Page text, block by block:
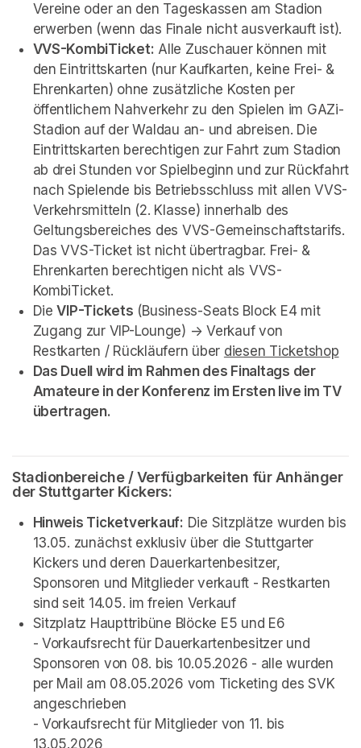
Vereine oder an den Tageskassen am Stadion
erwerben (wenn das Finale nicht ausverkauft ist).
VVS-KombiTicket: Alle Zuschauer können mit
den Eintrittskarten (nur Kaufkarten, keine Frei- &
Ehrenkarten) ohne zusätzliche Kosten per
öffentlichem Nahverkehr zu den Spielen im GAZi-
Stadion auf der Waldau an- und abreisen. Die
Eintrittskarten berechtigen zur Fahrt zum Stadion
ab drei Stunden vor Spielbeginn und zur Rückfahrt
nach Spielende bis Betriebsschluss mit allen VVS-
Verkehrsmitteln (2. Klasse) innerhalb des
Geltungsbereiches des VVS-Gemeinschaftstarifs.
Das VVS-Ticket ist nicht übertragbar. Frei- &
Ehrenkarten berechtigen nicht als VVS-
KombiTicket.
Die VIP-Tickets (Business-Seats Block E4 mit
Zugang zur VIP-Lounge) -> Verkauf von
Restkarten / Rückläufern über diesen Ticketshop
Das Duell wird im Rahmen des Finaltags der
Amateure in der Konferenz im Ersten live im TV
übertragen.
Stadionbereiche / Verfügbarkeiten für Anhänger
der Stuttgarter Kickers:
Hinweis Ticketverkauf: Die Sitzplätze wurden bis
13.05. zunächst exklusiv über die Stuttgarter
Kickers und deren Dauerkartenbesitzer,
Sponsoren und Mitglieder verkauft - Restkarten
sind seit 14.05. im freien Verkauf
Sitzplatz Haupttribüne Blöcke E5 und E6
- Vorkaufsrecht für Dauerkartenbesitzer und
Sponsoren von 08. bis 10.05.2026 - alle wurden
per Mail am 08.05.2026 vom Ticketing des SVK
angeschrieben
- Vorkaufsrecht für Mitglieder von 11. bis
13.05.2026